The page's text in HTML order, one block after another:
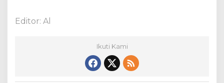
Editor: Al
Ikuti Kami